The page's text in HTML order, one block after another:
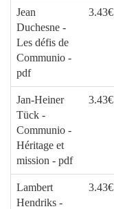
Jean
Duchesne -
Les défis de
Communio -
pdf
3.43€
Jan-Heiner
Tück -
Communio -
Héritage et
mission - pdf
3.43€
Lambert
Hendriks -
3.43€